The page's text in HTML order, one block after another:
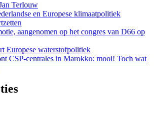
Terlouw
en Europese klimaatpolitiek
aangenomen op het congres van D66 op
Europese waterstofpolitiek
CSP-centrales in Marokko: mooi! Toch wat